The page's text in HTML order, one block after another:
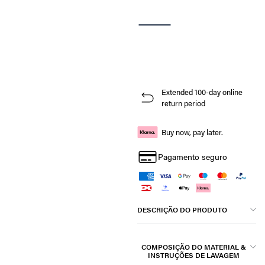
Extended 100-day online
return period
Buy now, pay later.
Pagamento seguro
DESCRIÇÃO DO PRODUTO
COMPOSIÇÃO DO MATERIAL &
INSTRUÇÕES DE LAVAGEM